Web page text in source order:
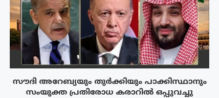
സൗദി അറേബ്യയും തുർക്കിയും പാക്കിസ്ഥാനും
സംയുക്ത പ്രതിരോധ കരാറിൽ ഒപ്പുവച്ചു